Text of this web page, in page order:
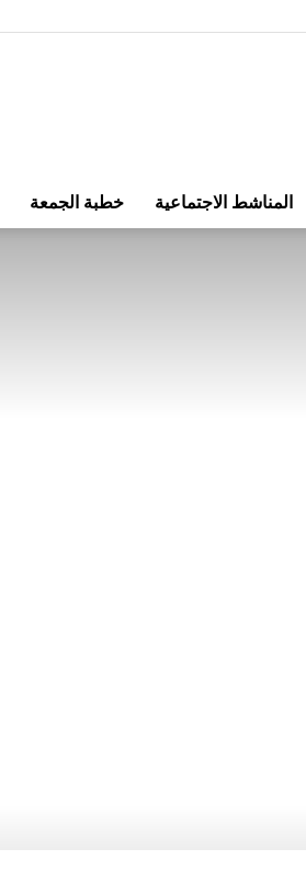
خطبة الجمعة المناشط الاجتماعية